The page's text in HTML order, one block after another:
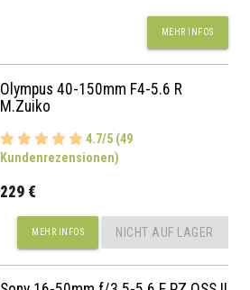
MEHR INFOS
Olympus 40-150mm F4-5.6 R
M.Zuiko
4.7/5 (49
Kundenrezensionen)
229 €
MEHR INFOS NICHT AUF LAGER